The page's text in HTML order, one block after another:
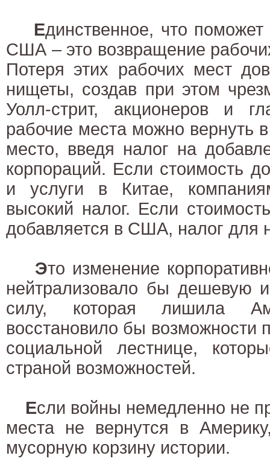
Единственное, что поможет
США – это возвращение
Потеря этих рабочих мест
нищеты, создав при этом
Уолл-стрит, акционеров и
рабочие места можно вернуть
место, введя налог на
корпораций. Если стоимость
и услуги в Китае,
высокий налог. Если
добавляется в США, налог для
Это изменение
нейтрализовало бы дешевую
силу, которая лишила
восстановило бы возможности
социальной лестнице,
страной возможностей.
Если войны немедленно не
места не вернутся в
мусорную корзину истории.